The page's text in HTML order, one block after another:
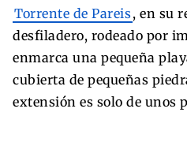
Torrente de Pareis, en su
desfiladero, rodeado por
enmarca una pequeña
cubierta de pequeñas
extensión es solo de unos